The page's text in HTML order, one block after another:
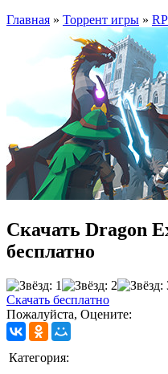
Главная » Торрент игры »
Скачать Dragon
бесплатно
Скачать бесплатно
Пожалуйста, Оцените:
Категория: